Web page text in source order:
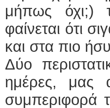
μήπως όχι;)
φαίνεται ότι
και στα πιο
Δύο
ημέρες, μας
συμπεριφορά